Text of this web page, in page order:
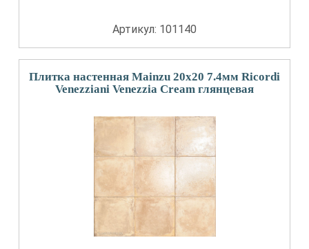
Артикул: 101140
Плитка настенная Mainzu 20x20 7.4мм Ricordi
Venezziani Venezzia Cream глянцевая